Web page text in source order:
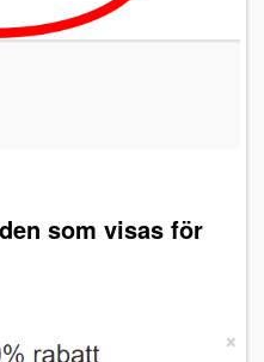
som visas för